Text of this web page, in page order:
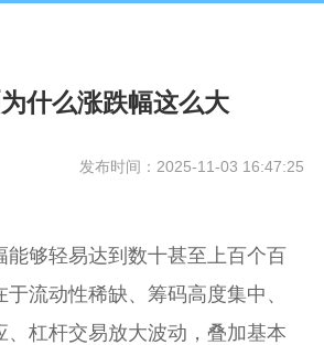
什么涨跌幅这么大
发布时间：2025-11-03 16:47:25
能够轻易达到数十甚至上百个百
流动性稀缺、筹码高度集中、
、杠杆交易放大波动，叠加基本